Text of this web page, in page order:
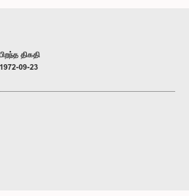
பிறந்த திகதி
1972-09-23